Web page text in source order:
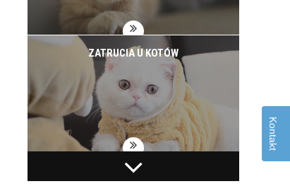
ZATRUCIA U KOTÓW
WAKACYJNY WYJAZD
I KOT
Kontakt